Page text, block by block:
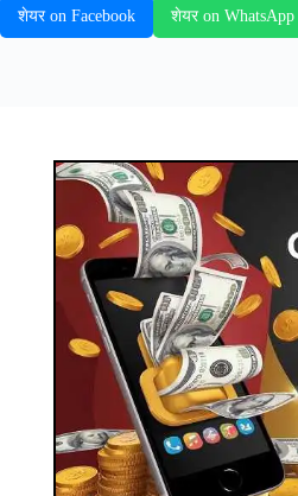
शेयर on Facebook शेयर on WhatsApp